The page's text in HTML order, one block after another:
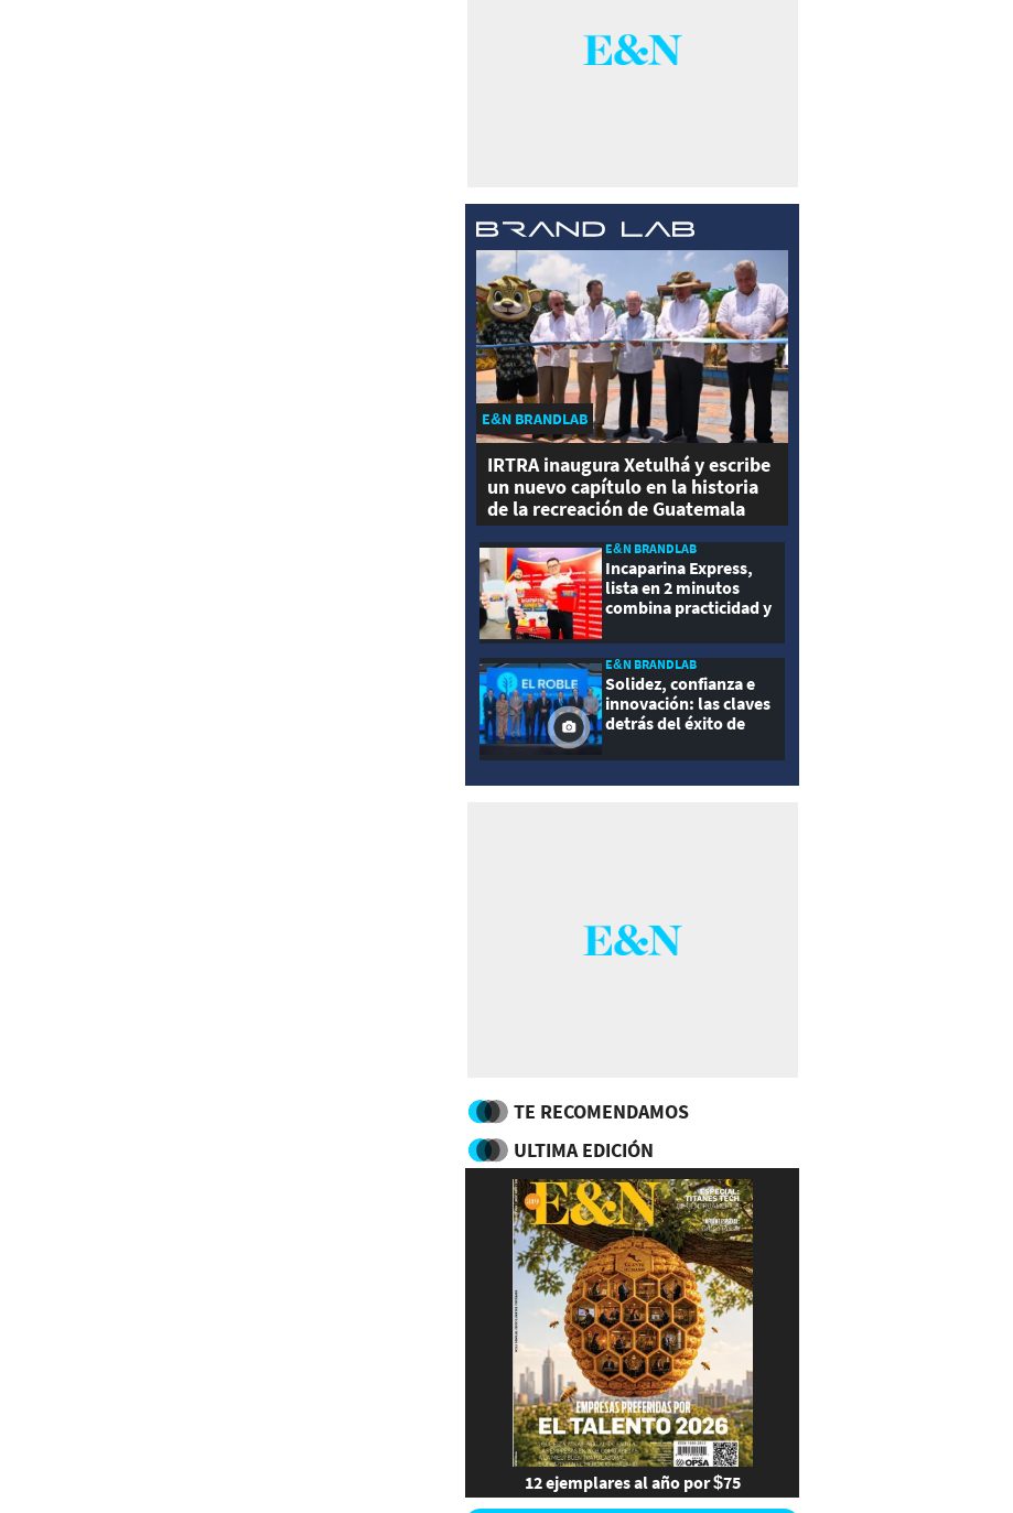
E&N BRANDLAB
IRTRA inaugura Xetulhá y escribe
un nuevo capítulo en la historia
de la recreación de Guatemala
E&N BRANDLAB
Incaparina Express,
lista en 2 minutos
combina practicidad y
E&N BRANDLAB
Solidez, confianza e
innovación: las claves
detrás del éxito de
TE RECOMENDAMOS
ULTIMA EDICIÓN
12 ejemplares al año por $75